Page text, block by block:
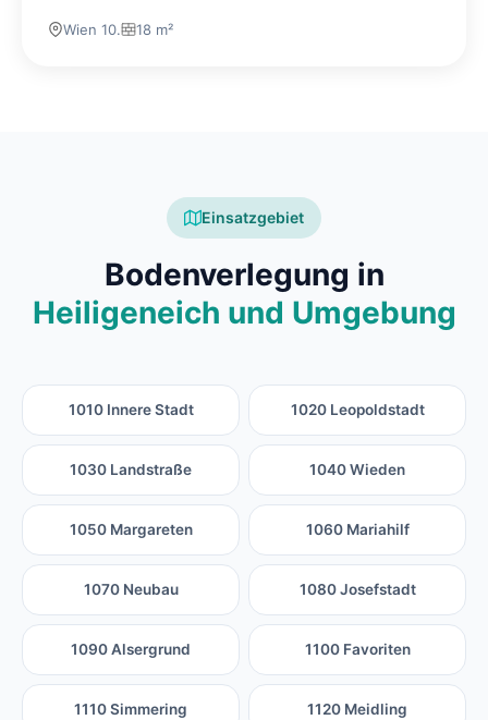
Wien 10. 18 m²
Einsatzgebiet
Bodenverlegung in
Heiligeneich und Umgebung
1010 Innere Stadt 1020 Leopoldstadt
1030 Landstraße 1040 Wieden
1050 Margareten 1060 Mariahilf
1070 Neubau 1080 Josefstadt
1090 Alsergrund 1100 Favoriten
1110 Simmering 1120 Meidling